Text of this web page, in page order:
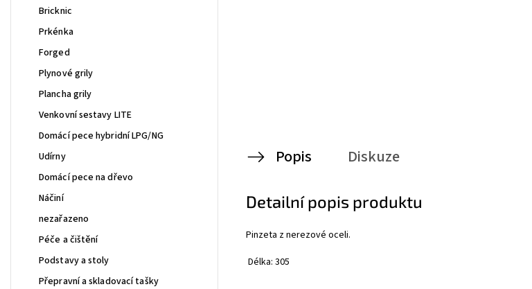
Bricknic
Prkénka
Forged
Plynové grily
Plancha grily
Venkovní sestavy LITE
Domácí pece hybridní LPG/NG
Udírny
Domácí pece na dřevo
Náčiní
nezařazeno
Péče a čištění
Podstavy a stoly
Přepravní a skladovací tašky
Popis Diskuze
Detailní popis produktu
Pinzeta z nerezové oceli.
Délka: 305